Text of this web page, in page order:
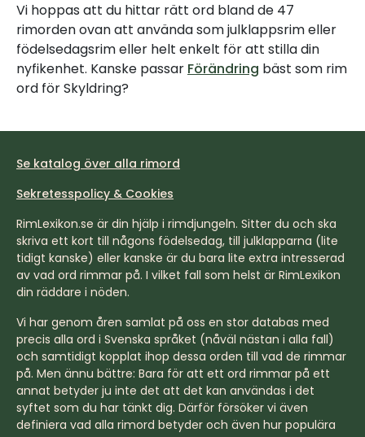
Vi hoppas att du hittar rätt ord bland de 47
rimorden ovan att använda som julklappsrim eller
födelsedagsrim eller helt enkelt för att stilla din
nyfikenhet. Kanske passar Förändring bäst som rim
ord för Skyldring?
Se katalog över alla rimord
Sekretesspolicy & Cookies
RimLexikon.se är din hjälp i rimdjungeln. Sitter du och ska
skriva ett kort till någons födelsedag, till julklapparna (lite
tidigt kanske) eller kanske är du bara lite extra intresserad
av vad ord rimmar på. I vilket fall som helst är RimLexikon
din räddare i nöden.
Vi har genom åren samlat på oss en stor databas med
precis alla ord i Svenska språket (nåväl nästan i alla fall)
och samtidigt kopplat ihop dessa orden till vad de rimmar
på. Men ännu bättre: Bara för att ett ord rimmar på ett
annat betyder ju inte det att det kan användas i det
syftet som du har tänkt dig. Därför försöker vi även
definiera vad alla rimord betyder och även hur populära